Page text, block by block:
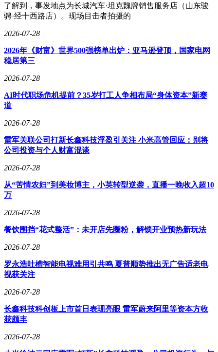
这种"笨重"的产业化训练，恰恰构成了后来者的竞争壁垒。
2022年ChatGPT引发的AI革命，将机器人行业推向新风口。大
人不再为机械结构买单，而是追逐具备泛化能力的物理智能
体。短短两年间，30余家新生代企业涌入赛道，融资总额超
300亿元，其中智元机器人估值突破200亿元。这些由AI科学
一代企业形成鲜明对比。
但现实问题随着交付阶段来临逐渐暴露。某头部机器人企业高
管透露："客户更关心产品能否7×24小时稳定运行，而不是能
从制造工艺到故障预测，从材料选择到热管理设计，这些需要
长期积累的隐性知识，成为横亘在新生代企业面前的新门槛。
即便智元等公司已开始自建工厂、自研电机，但要补齐十年积
二级市场将用更严苛的尺度审视机器人产业：收入结构是否健
康、客户群体是否稳定、规模化交付能力是否达标。某券商分
人"的叙事逻辑，为后续融资打开空间；反之则可能引发行业
估值重估。更深远的影响在于，上市企业将获得资金与品牌双
48%的募资将用于大脑研发。
这场竞赛没有终点线。当第一代企业补足AI短板、新生代企
业完善硬件能力时，真正的较量才刚刚开始。在深圳某机器人
厂中，机械臂正24小时不间断组装机器狗；杭州的写字楼里，
AI团队为提升环境理解能力争论不休。这些分散在产业链各
环节的突破，终将汇聚成改变行业格局的力量。十年前站在行
要与时间赛跑——在资本市场耐心耗尽前，证明机器人可以成
为一门真正的生意。
了解到，事发地点为长城汽车·坦克魏牌销售服务店（山东骏
骋·经十西路店）。现场目击者拍摄的
2026-07-28
2026年《财富》世界500强榜单出炉：亚马逊登顶，国家电网
稳居第三
2026-07-28
AI时代职场危机提前？35岁打工人争相布局“身体资本”新赛
道
2026-07-28
雷军关联公司打新长鑫科技浮盈引关注 小米高管回应：别将
公司投资与个人财富混谈
2026-07-28
从“苦情农妇”到美妆博主，小英转型逆袭，直播一晚收入超10
万
2026-07-28
餐饮围挡“花式整活”：未开店先圈粉，解锁开业预热新玩法
2026-07-28
罗永浩吐槽智能电视难用引共鸣 夏普顺势推出无广告适老电
视获关注
2026-07-28
长鑫科技科创板上市首日表现亮眼 雷军蔚来阿里等资本方收
获颇丰
2026-07-28